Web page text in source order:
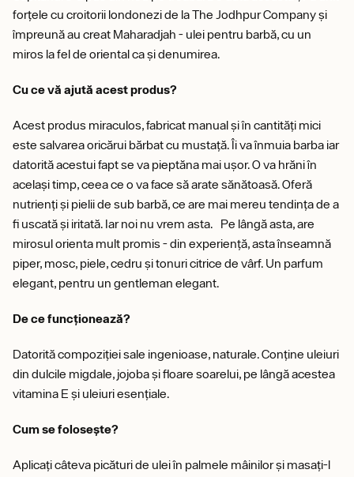
forțele cu croitorii londonezi de la The Jodhpur Company și
împreună au creat Maharadjah - ulei pentru barbă, cu un
miros la fel de oriental ca și denumirea.
Cu ce vă ajută acest produs?
Acest produs miraculos, fabricat manual și în cantități mici
este salvarea oricărui bărbat cu mustață. Îi va înmuia barba iar
datorită acestui fapt se va pieptăna mai ușor. O va hrăni în
același timp, ceea ce o va face să arate sănătoasă. Oferă
nutrienți și pielii de sub barbă, ce are mai mereu tendința de a
fi uscată și iritată. Iar noi nu vrem asta. Pe lângă asta, are
mirosul orienta mult promis - din experiență, asta înseamnă
piper, mosc, piele, cedru și tonuri citrice de vârf. Un parfum
elegant, pentru un gentleman elegant.
De ce funcționează?
Datorită compoziției sale ingenioase, naturale. Conține uleiuri
din dulcile migdale, jojoba și floare soarelui, pe lângă acestea
vitamina E și uleiuri esențiale.
Cum se folosește?
Aplicați câteva picături de ulei în palmele mâinilor și masați-l